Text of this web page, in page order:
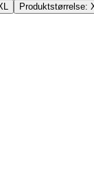
Produktstørrelse: